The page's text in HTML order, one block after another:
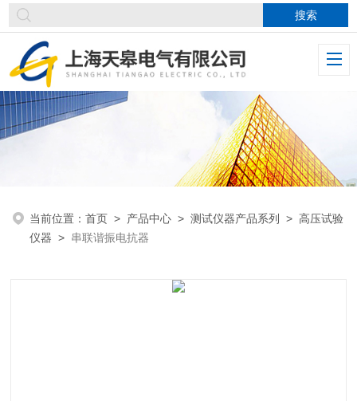
当前位置：首页 > 产品中心 >测试仪器产品系列 >高压试验
仪器 > 串联谐振电抗器